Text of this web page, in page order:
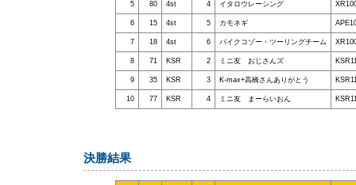
5 80 4st 4 イタロウレーシング
6 15 4st 5 カモネギ
7 18 4st 6 バイクコゾー・ツーリングチーム
8 71 KSR 2 ミニ友 おじさんズ
9 35 KSR 3 K-max+高橋さんありがとう
10 77 KSR 4 ミニ友 まーらいおん
決勝結果